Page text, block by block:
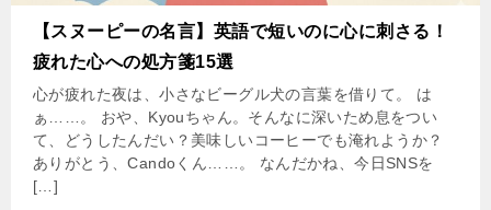
【スヌーピーの名言】英語で短いのに心に刺さる！
疲れた心への処方箋15選
心が疲れた夜は、小さなビーグル犬の言葉を借りて。 は
ぁ……。 おや、Kyouちゃん。そんなに深いため息をつい
て、どうしたんだい？美味しいコーヒーでも淹れようか？
ありがとう、Candoくん……。 なんだかね、今日SNSを
[…]